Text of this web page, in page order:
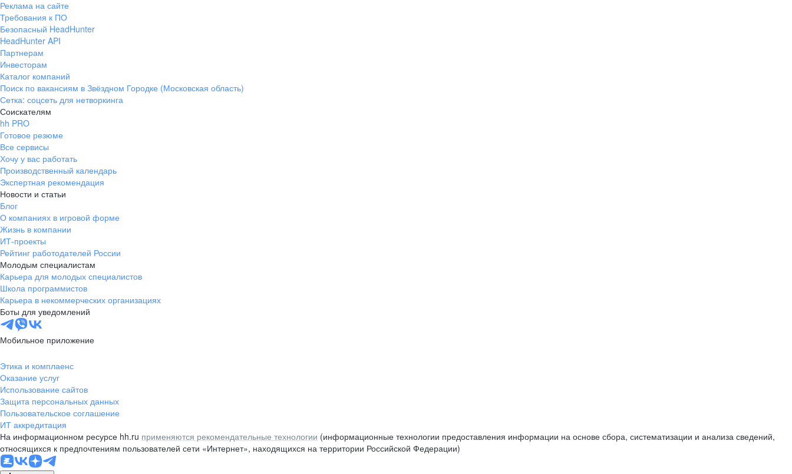
Реклама на сайте
Требования к ПО
Безопасный HeadHunter
HeadHunter API
Партнерам
Инвесторам
Каталог компаний
Поиск по вакансиям в Звёздном Городке (Московская область)
Сетка: соцсеть для нетворкинга
Соискателям
hh PRO
Готовое резюме
Все сервисы
Хочу у вас работать
Производственный календарь
Экспертная рекомендация
Новости и статьи
Блог
О компаниях в игровой форме
Жизнь в компании
ИТ-проекты
Рейтинг работодателей России
Молодым специалистам
Карьера для молодых специалистов
Школа программистов
Карьера в некоммерческих организациях
Боты для уведомлений
Мобильное приложение
Этика и комплаенс
Оказание услуг
Использование сайтов
Защита персональных данных
Пользовательское соглашение
ИТ аккредитация
На информационном ресурсе hh.ru применяются рекомендательные технологии (информационные технологии предоставления информации на основе сбора, систематизации и анализа сведений,
относящихся к предпочтениям пользователей сети «Интернет», находящихся на территории Российской Федерации)